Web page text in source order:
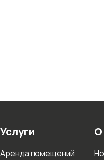
Услуги
Аренда помещений
О